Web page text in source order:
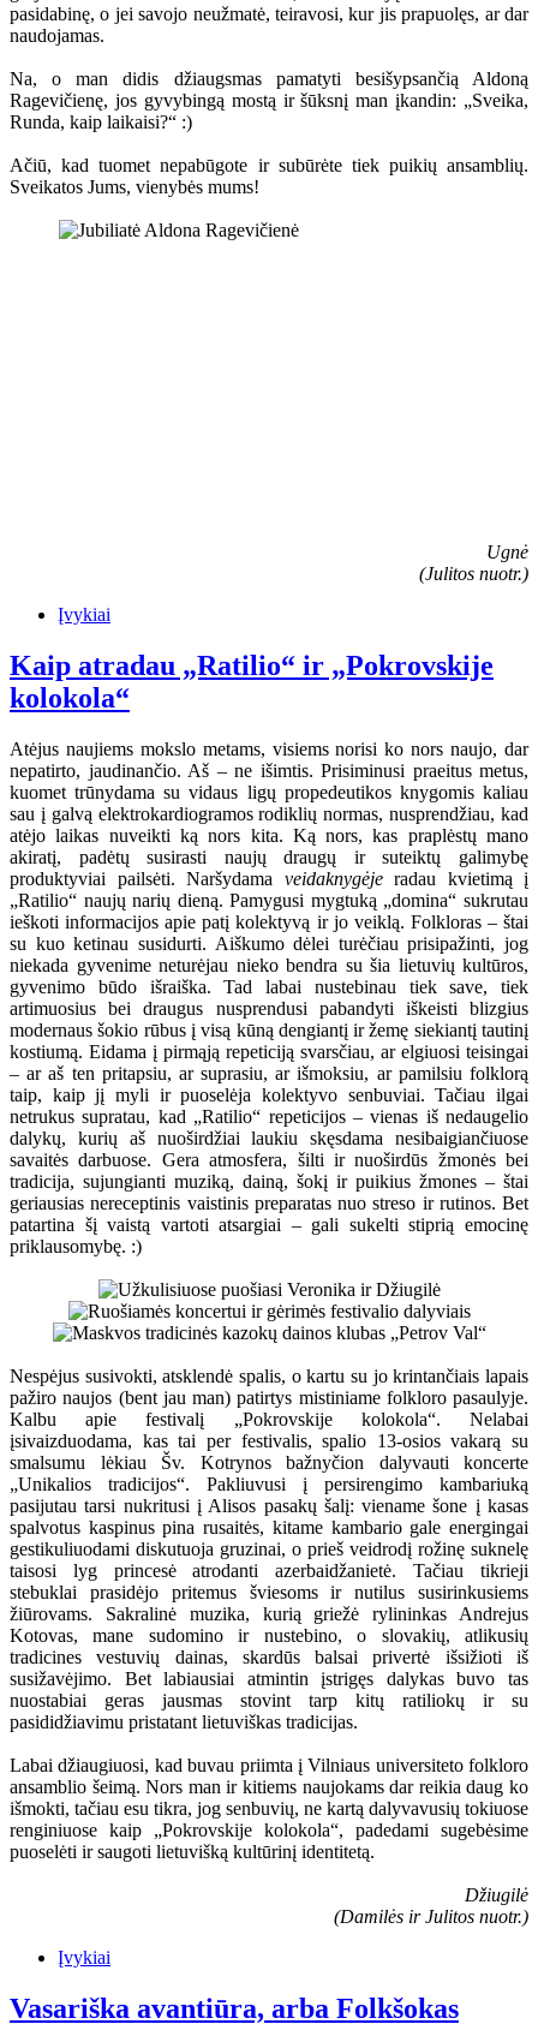
pasidabinę, o jei savojo neužmatė, teiravosi, kur jis prapuolęs, ar dar
naudojamas.
Na, o man didis džiaugsmas pamatyti besišypsančią Aldoną
Ragevičienę, jos gyvybingą mostą ir šūksnį man įkandin: „Sveika,
Runda, kaip laikaisi?“ :)
Ačiū, kad tuomet nepabūgote ir subūrėte tiek puikių ansamblių.
Sveikatos Jums, vienybės mums!
Ugnė
(Julitos nuotr.)
Įvykiai
Kaip atradau „Ratilio“ ir „Pokrovskije
kolokola“
Atėjus naujiems mokslo metams, visiems norisi ko nors naujo, dar
nepatirto, jaudinančio. Aš – ne išimtis. Prisiminusi praeitus metus,
kuomet trūnydama su vidaus ligų propedeutikos knygomis kaliau
sau į galvą elektrokardiogramos rodiklių normas, nusprendžiau, kad
atėjo laikas nuveikti ką nors kita. Ką nors, kas praplėstų mano
akiratį, padėtų susirasti naujų draugų ir suteiktų galimybę
produktyviai pailsėti. Naršydama veidaknygėjeradau kvietimą į
„Ratilio“ naujų narių dieną. Pamygusi mygtuką „domina“ sukrutau
ieškoti informacijos apie patį kolektyvą ir jo veiklą. Folkloras – štai
su kuo ketinau susidurti. Aiškumo dėlei turėčiau prisipažinti, jog
niekada gyvenime neturėjau nieko bendra su šia lietuvių kultūros,
gyvenimo būdo išraiška. Tad labai nustebinau tiek save, tiek
artimuosius bei draugus nusprendusi pabandyti iškeisti blizgius
modernaus šokio rūbus į visą kūną dengiantį ir žemę siekiantį tautinį
kostiumą. Eidama į pirmąją repeticiją svarsčiau, ar elgiuosi teisingai
– ar aš ten pritapsiu, ar suprasiu, ar išmoksiu, ar pamilsiu folklorą
taip, kaip jį myli ir puoselėja kolektyvo senbuviai. Tačiau ilgai
netrukus supratau, kad „Ratilio“ repeticijos – vienas iš nedaugelio
dalykų, kurių aš nuoširdžiai laukiu skęsdama nesibaigiančiuose
savaitės darbuose. Gera atmosfera, šilti ir nuoširdūs žmonės bei
tradicija, sujungianti muziką, dainą, šokį ir puikius žmones – štai
geriausias nereceptinis vaistinis preparatas nuo streso ir rutinos. Bet
patartina šį vaistą vartoti atsargiai – gali sukelti stiprią emocinę
priklausomybę. :)
Nespėjus susivokti, atsklendė spalis, o kartu su jo krintančiais lapais
pažiro naujos (bent jau man) patirtys mistiniame folkloro pasaulyje.
Kalbu apie festivalį „Pokrovskije kolokola“. Nelabai
įsivaizduodama, kas tai per festivalis, spalio 13-osios vakarą su
smalsumu lėkiau Šv. Kotrynos bažnyčion dalyvauti koncerte
„Unikalios tradicijos“. Pakliuvusi į persirengimo kambariuką
pasijutau tarsi nukritusi į Alisos pasakų šalį: viename šone į kasas
spalvotus kaspinus pina rusaitės, kitame kambario gale energingai
gestikuliuodami diskutuoja gruzinai, o prieš veidrodį rožinę suknelę
taisosi lyg princesė atrodanti azerbaidžanietė. Tačiau tikrieji
stebuklai prasidėjo pritemus šviesoms ir nutilus susirinkusiems
žiūrovams. Sakralinė muzika, kurią griežė rylininkas Andrejus
Kotovas, mane sudomino ir nustebino, o slovakių, atlikusių
tradicines vestuvių dainas, skardūs balsai privertė išsižioti iš
susižavėjimo. Bet labiausiai atmintin įstrigęs dalykas buvo tas
nuostabiai geras jausmas stovint tarp kitų ratiliokų ir su
pasididžiavimu pristatant lietuviškas tradicijas.
Labai džiaugiuosi, kad buvau priimta į Vilniaus universiteto folkloro
ansamblio šeimą. Nors man ir kitiems naujokams dar reikia daug ko
išmokti, tačiau esu tikra, jog senbuvių, ne kartą dalyvavusių tokiuose
renginiuose kaip „Pokrovskije kolokola“, padedami sugebėsime
puoselėti ir saugoti lietuvišką kultūrinį identitetą.
Džiugilė
(Damilės ir Julitos nuotr.)
Įvykiai
Vasariška avantiūra, arba Folkšokas